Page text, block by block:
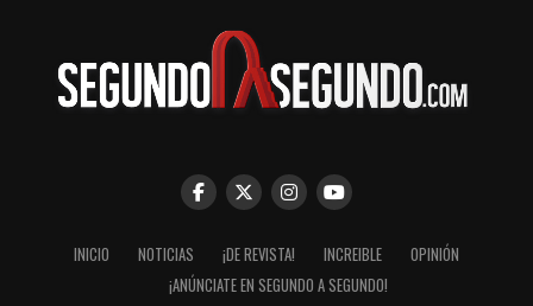
INICIO NOTICIAS ¡DE REVISTA! INCREIBLE
OPINIÓN
¡ANÚNCIATE EN SEGUNDO A SEGUNDO!